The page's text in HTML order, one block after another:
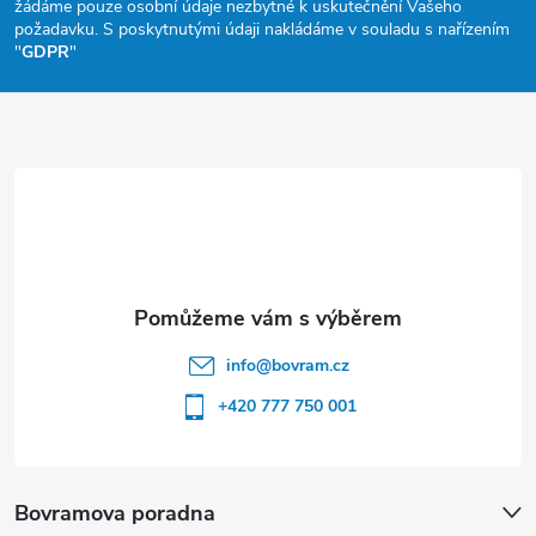
a
t
žádáme pouze osobní údaje nezbytné k uskutečnění Vašeho
požadavku. S poskytnutými údaji nakládáme v souladu s nařízením
"GDPR"
Bovramova poradna
info@bovram.cz
+420 777 750 001